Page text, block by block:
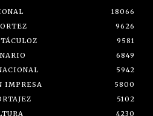
18066
9626
9581
6849
5942
IMPRESA
5800
5102
4230